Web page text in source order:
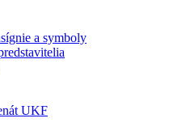
a symboly
UKF